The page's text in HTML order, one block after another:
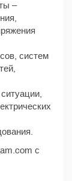
–
систем
с